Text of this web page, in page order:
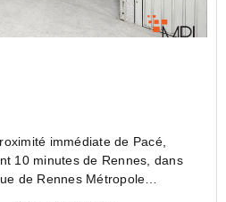
immédiate de Pacé,
10 minutes de Rennes, dans
de Rennes Métropole